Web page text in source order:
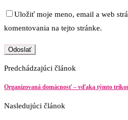
Uložiť moje meno, email a web
komentovania na tejto stránke.
Predchádzajúci článok
Organizovaná domácnosť – vďaka týmto
Nasledujúci článok